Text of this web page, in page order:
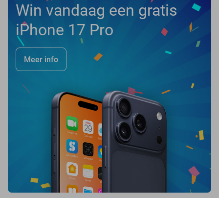
Win vandaag een gratis
iPhone 17 Pro
Meer info